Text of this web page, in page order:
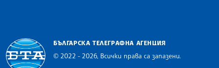
БЪЛГАРСКА ТЕЛЕГРАФНА АГЕНЦИЯ
© 2022 - 2026, Всички права са запазени.